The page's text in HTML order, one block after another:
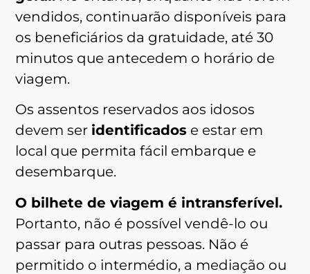
vendidos, continuarão disponíveis para
os beneficiários da gratuidade, até 30
minutos que antecedem o horário de
viagem.
Os assentos reservados aos idosos
devem ser identificados e estar em
local que permita fácil embarque e
desembarque.
O bilhete de viagem é intransferível.
Portanto, não é possível vendê-lo ou
passar para outras pessoas. Não é
permitido o intermédio, a mediação ou